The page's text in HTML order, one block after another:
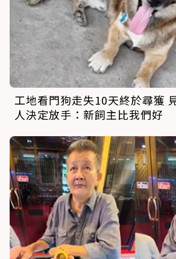
工地看門狗走失10天終於尋獲
人決定放手：新飼主比我們好